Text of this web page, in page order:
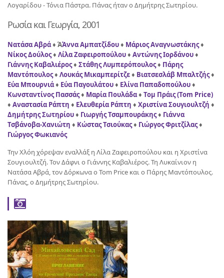
Λογαρίδου - Τόνια Πάστρα. Πάνας ήταν ο Δημήτρης Σωτηρίου.
Ρωσία και Γεωργία, 2001
Νατάσα Αβρά♦ ΆΆννα Αμπατζίδου♦ Μάριος Αναγνωστάκης♦
Νίκος Δούλος♦ Λίλα Ζαφειροπούλου♦ Αντώνης Ιορδάνου♦
Γιάννης Καβαλιέρος♦ Στάθης Λυμπερόπουλος♦ Πάρης
Μαντόπουλος♦ Λουκάς Μικαμπερίτζε♦ Βιατσεσλάβ Μπαλτζής♦
Εύα Μπουρνιά♦ Εύα Παγουλάτου♦ Ελίνα Παπαδοπούλου♦
Κωνσταντίνος Πασσάς♦ Μαρία Πουλάδα♦ Τομ Πράις (Tom Price)
♦ Αναστασία Ράπτη ♦ Ελευθερία Ράπτη ♦ Χριστίνα Σουγιουλτζή ♦
Δημήτρης Σωτηρίου♦ Γιωργής Τσαμπουράκης♦ Γιάννα
Τσβάνοβα-Χανιώτη ♦ Κώστας Τσιούκας♦ Γιώργος Φριτζίλας♦
Γιώργος Φωκιανός
Την Χλόη χόρεψαν εναλλάξ η Λίλα Ζαφειροπούλου και η Χριστίνα
Σουγιουλτζή. Τον Δάφνι ο Γιάννης Καβαλιέρος. Τη Λυκαίνιον η
Νατάσα Αβρά, τον Δόρκωνα ο Tom Price και ο Πάρης Μαντόπουλος.
Πάνας, ο Δημήτρης Σωτηρίου.